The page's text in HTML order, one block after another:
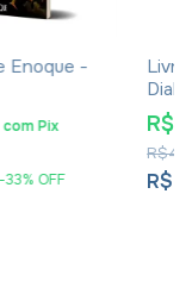
Enoque -
-33% OFF
com Pix
Livro
- C.